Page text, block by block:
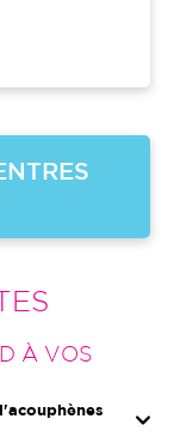
À VOS